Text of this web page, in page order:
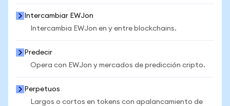
Intercambiar EWJon
Intercambia EWJon en y entre blockchains.
Predecir
Opera con EWJon y mercados de predicción cripto.
Perpetuos
Largos o cortos en tokens con apalancamiento de